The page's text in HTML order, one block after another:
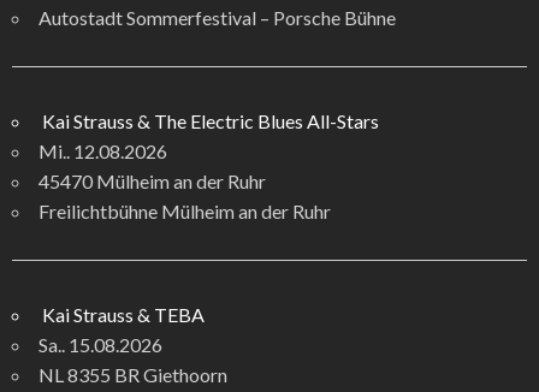
Autostadt Sommerfestival – Porsche Bühne
Kai Strauss & The Electric Blues All-Stars
Mi.. 12.08.2026
45470 Mülheim an der Ruhr
Freilichtbühne Mülheim an der Ruhr
Kai Strauss & TEBA
Sa.. 15.08.2026
NL 8355 BR Giethoorn